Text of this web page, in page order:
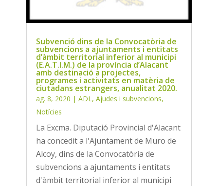
Subvenció dins de la Convocatòria de
subvencions a ajuntaments i entitats
d’àmbit territorial inferior al municipi
(E.A.T.I.M.) de la província d’Alacant
amb destinació a projectes,
programes i activitats en matèria de
ciutadans estrangers, anualitat 2020.
ag. 8, 2020 | ADL, Ajudes i subvencions,
Notícies
La Excma. Diputació Provincial d'Alacant
ha concedit a l'Ajuntament de Muro de
Alcoy, dins de la Convocatòria de
subvencions a ajuntaments i entitats
d'àmbit territorial inferior al municipi